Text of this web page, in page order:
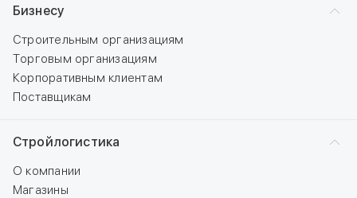
Бизнесу
Строительным организациям
Торговым организациям
Корпоративным клиентам
Поставщикам
Стройлогистика
О компании
Магазины